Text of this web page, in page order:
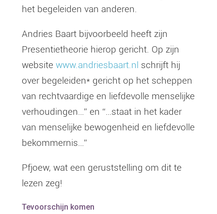
het begeleiden van anderen.
Andries Baart bijvoorbeeld heeft zijn
Presentietheorie hierop gericht. Op zijn
website www.andriesbaart.nl schrijft hij
over begeleiden* gericht op het scheppen
van rechtvaardige en liefdevolle menselijke
verhoudingen…” en “…staat in het kader
van menselijke bewogenheid en liefdevolle
bekommernis…”
Pfjoew, wat een geruststelling om dit te
lezen zeg!
Tevoorschijn komen